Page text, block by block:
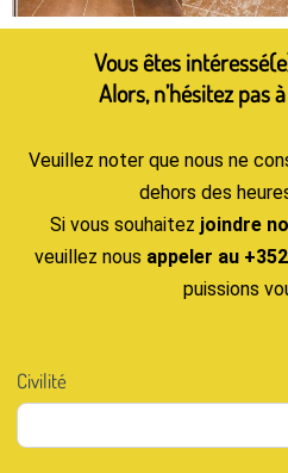
Vous êtes
Alors, n’hésitez pas
Veuillez noter que nous ne
dehors des
Si vous souhaitez joindre
veuillez nous appeler au
puissions
Contact
FR
Civilité